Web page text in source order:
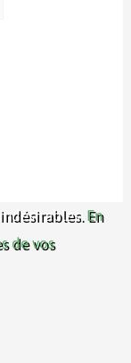
En
de vos